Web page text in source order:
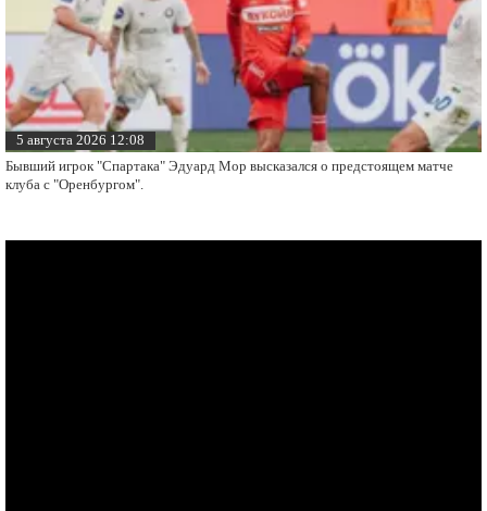
5 августа 2026 12:08
Бывший игрок "Спартака" Эдуард Мор высказался о предстоящем матче
клуба с "Оренбургом".